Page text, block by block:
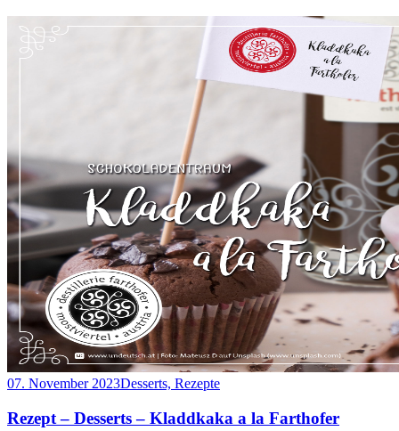
07. November 2023Desserts, Rezepte
Rezept – Desserts – Kladdkaka a la Farthofer